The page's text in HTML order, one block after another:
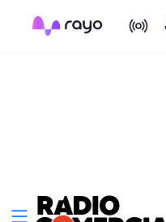
On Air